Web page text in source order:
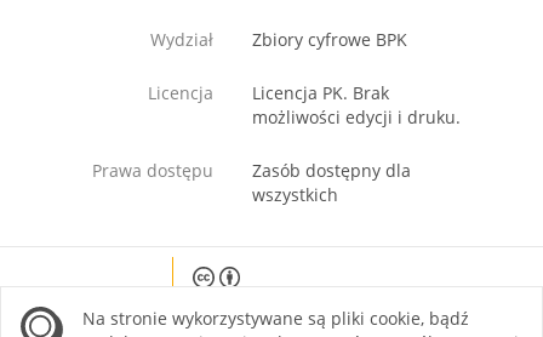
Wydział Zbiory cyfrowe BPK
Licencja
Licencja PK. Brak
możliwości edycji i druku.
Prawa dostępu
Zasób dostępny dla
wszystkich
site is licensed under a Creative Commons
Na stronie wykorzystywane są pliki cookie, bądź